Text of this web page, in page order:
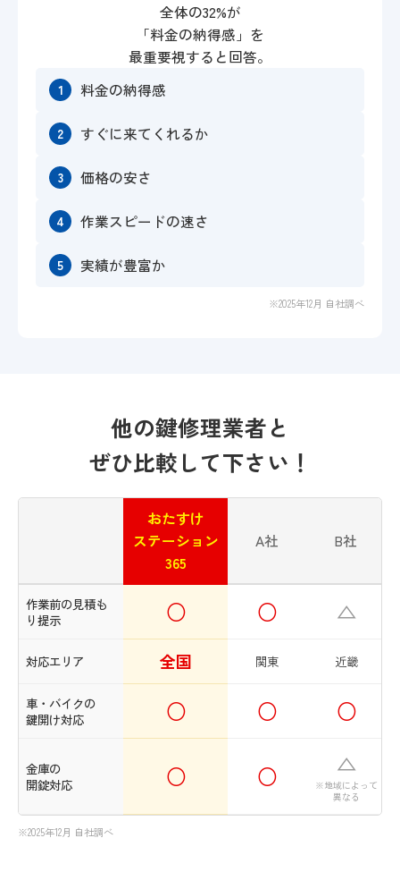
全体の32%が
「料金の納得感」を
最重要視すると回答。
1 料金の納得感
2 すぐに来てくれるか
3 価格の安さ
4 作業スピードの速さ
5 実績が豊富か
※2025年12月 自社調べ
他の鍵修理業者と
ぜひ比較して下さい！
おたすけ
ステーション
365
A社 B社
作業前の見積も
り提示
○ ○ △
対応エリア 全国 関東 近畿
車・バイクの
鍵開け対応
○ ○ ○
金庫の
開錠対応
○ ○ △
※地域によって
異なる
※2025年12月 自社調べ